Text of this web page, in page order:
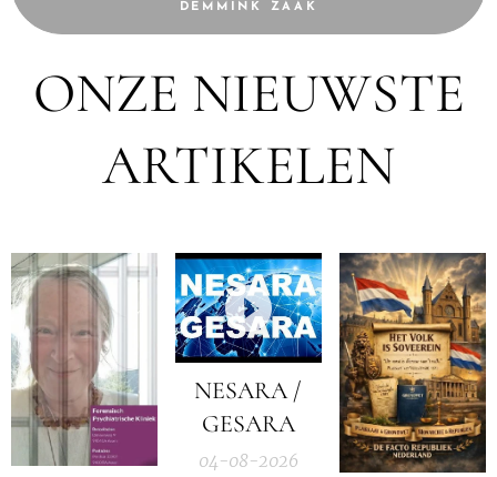
DEMMINK ZAAK
ONZE NIEUWSTE
ARTIKELEN
NESARA /
GESARA
04-08-2026